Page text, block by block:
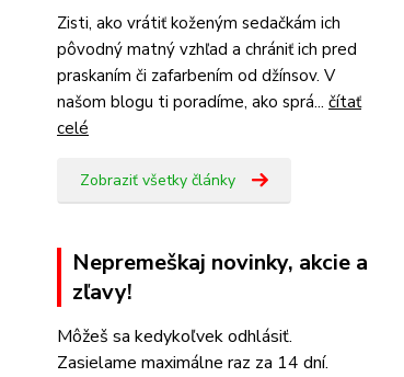
Zisti, ako vrátiť koženým sedačkám ich
pôvodný matný vzhľad a chrániť ich pred
praskaním či zafarbením od džínsov. V
našom blogu ti poradíme, ako sprá... čítať
celé
Zobraziť všetky články
Nepremeškaj novinky, akcie a
zľavy!
Môžeš sa kedykoľvek odhlásiť.
Zasielame maximálne raz za 14 dní.